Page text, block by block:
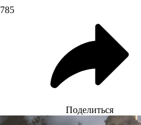
785
Поделиться